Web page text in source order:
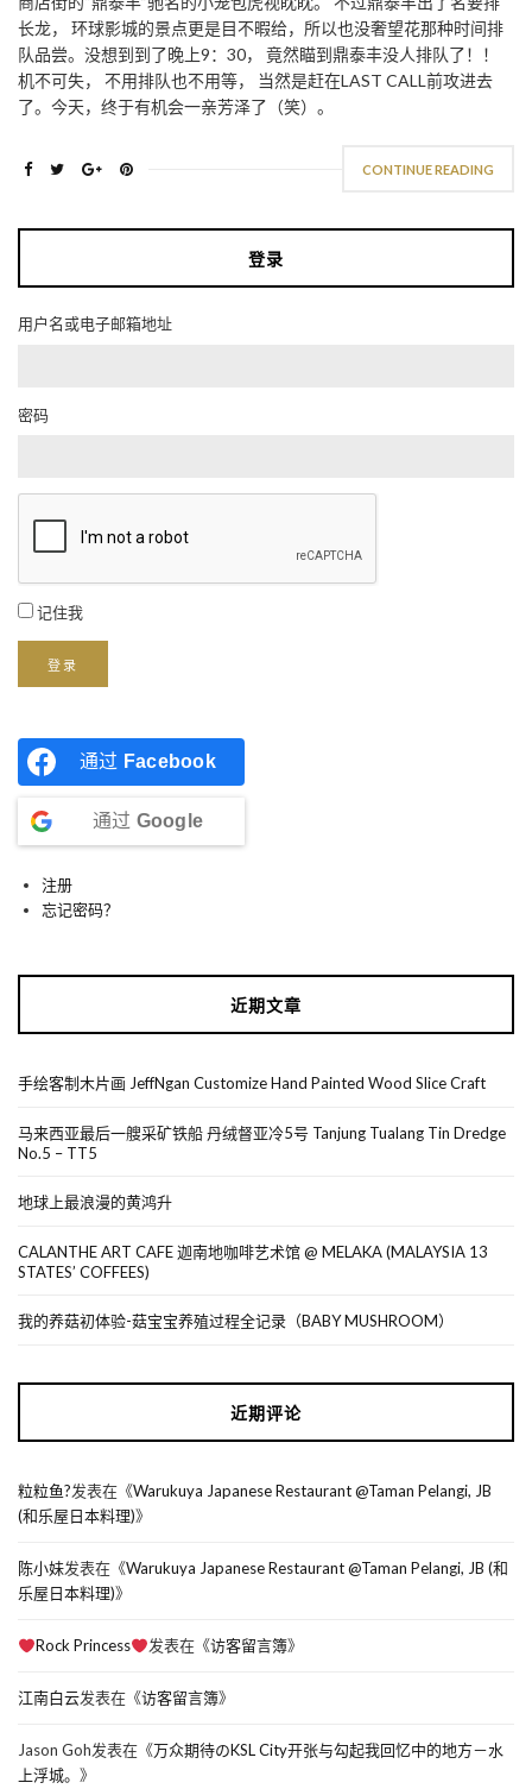
长龙， 环球影城的景点更是目不暇给，所以也没奢望花那种时间排
队品尝。没想到到了晚上9：30， 竟然瞄到鼎泰丰没人排队了！！
机不可失， 不用排队也不用等， 当然是赶在LAST CALL前攻进去
了。今天，终于有机会一亲芳泽了（笑）。
CONTINUE READING
登录
用户名或电子邮箱地址
密码
记住我
登录
通过 Facebook
通过 Google
注册
忘记密码？
近期文章
手绘客制木片画 JeffNgan Customize Hand Painted Wood Slice Craft
马来西亚最后一艘采矿铁船 丹绒督亚冷5号 Tanjung Tualang Tin Dredge
No.5 – TT5
地球上最浪漫的黄鸿升
CALANTHE ART CAFE 迦南地咖啡艺术馆 @ MELAKA (MALAYSIA 13
STATES’ COFFEES)
我的养菇初体验-菇宝宝养殖过程全记录（BABY MUSHROOM）
近期评论
粒粒鱼?发表在《Warukuya Japanese Restaurant @Taman Pelangi, JB
(和乐屋日本料理)》
陈小妹发表在《Warukuya Japanese Restaurant @Taman Pelangi, JB (和
乐屋日本料理)》
Rock Princess 发表在《访客留言簿》
江南白云发表在《访客留言簿》
Jason Goh发表在《万众期待のKSL City开张与勾起我回忆中的地方－水
上浮城。 》